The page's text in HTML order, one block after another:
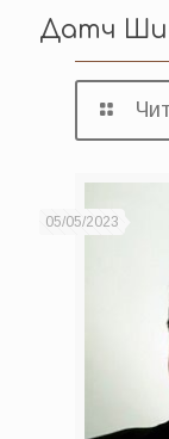
Датч
05/05/2023